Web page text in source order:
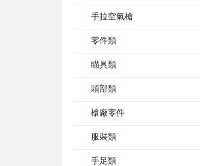
手拉空氣槍
零件類
瞄具類
頭部類
槍廠零件
服裝類
手足類